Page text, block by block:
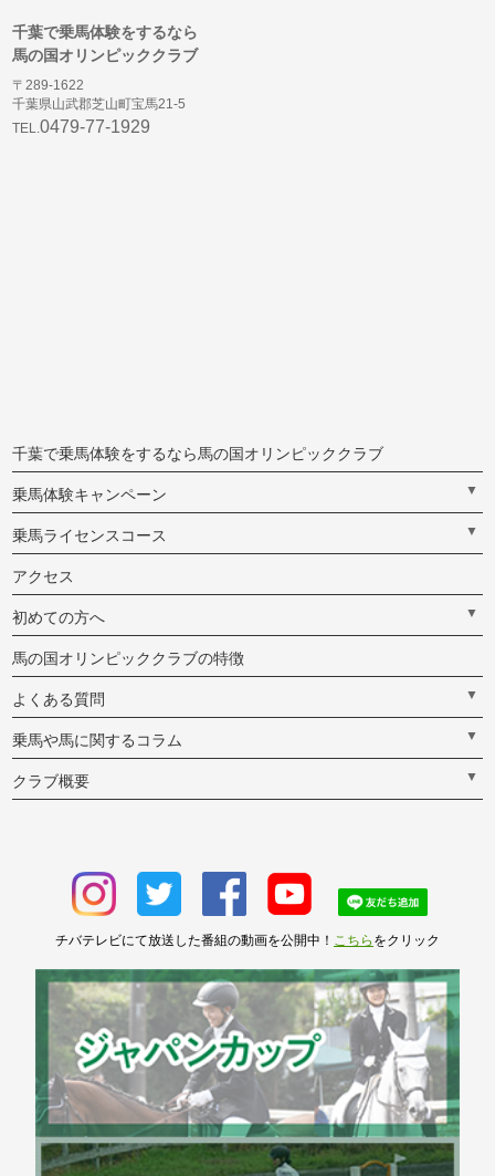
千葉で乗馬体験をするなら
馬の国オリンピッククラブ
〒289-1622
千葉県山武郡芝山町宝馬21-5
TEL.0479-77-1929
千葉で乗馬体験をするなら馬の国オリンピッククラブ
乗馬体験キャンペーン ▼
乗馬ライセンスコース ▼
アクセス
初めての方へ ▼
馬の国オリンピッククラブの特徴
よくある質問 ▼
乗馬や馬に関するコラム ▼
クラブ概要 ▼
チバテレビにて放送した番組の動画を公開中！ こちら をクリック